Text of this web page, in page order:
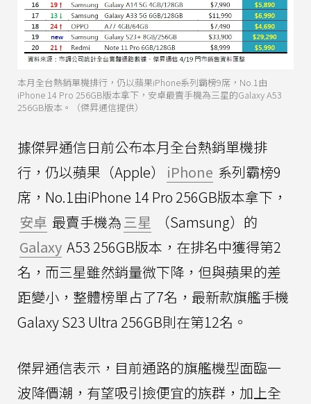
本月全台熱銷單機排行，仍以蘋果iPhone系列霸榜9席，No.1由
iPhone 14 Pro 256GB版本拿下，安卓最賣手機為三星的Galaxy A53
256GB版本。（傑昇通信提供）
據傑昇通信日前公布本月全台熱銷單機排
行，仍以蘋果（Apple）
iPhone 系列霸榜9
席，No.1由iPhone 14 Pro 256GB版本拿下，
安卓 最賣手機為三星
（Samsung）的
Galaxy A53 256GB版本，在排名中獲得第2
名，而三星雖然銷量微下降，但與蘋果的差
距變小，整體榜單占了7名，最新款旗艦手機
Galaxy S23 Ultra 256GB則在第12名。
傑昇通信表示，目前通路的旗艦機型面臨一
波降價潮，有望吸引撿便宜的族群，加上全